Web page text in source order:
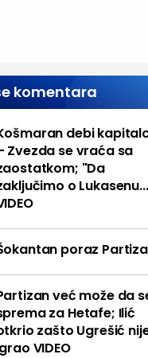
komentara
debi
Zvezda se vraća sa
"Da
o
poraz
već može da
za Hetafe; Ilić
zašto Ugrešić
VIDEO